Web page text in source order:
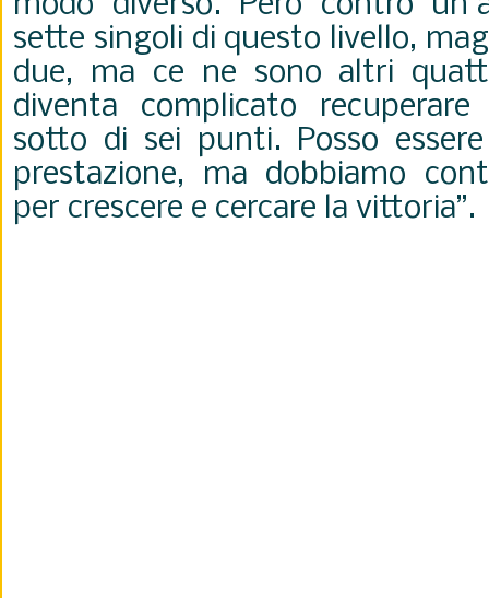
sette singoli di questo livello,
due, ma ce ne sono altri
diventa complicato
sotto di sei punti. Posso
prestazione, ma dobbiamo
per crescere e cercare la vittoria”.